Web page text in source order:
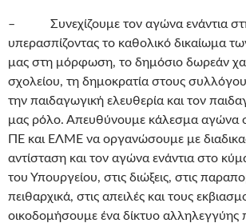
– Συνεχίζουμε τον αγώνα ενάντια
υπερασπίζοντας το καθολικό δικαίωμα
μας στη μόρφωση, το δημόσιο δωρεάν
σχολείου, τη δημοκρατία στους
την παιδαγωγική ελευθερία και τον
μας ρόλο. Απευθύνουμε κάλεσμα αγώνα
ΠΕ και ΕΛΜΕ να οργανώσουμε με
αντίσταση και τον αγώνα ενάντια στο
του Υπουργείου, στις διώξεις, στις
πειθαρχικά, στις απειλές και τους
οικοδομήσουμε ένα δίκτυο αλληλεγγύης